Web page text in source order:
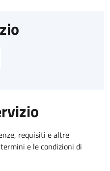
requisiti e altre
e le condizioni di